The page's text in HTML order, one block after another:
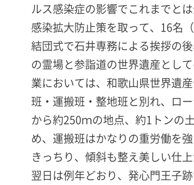
ルス感染症の影響でこれまでと
感染拡大防止策を取って、16名
結団式で石井専務による挨拶の
の霊場と参詣道の世界遺産とし
業においては、和歌山県世界遺
班・運搬班・整地班と別れ、ロ
から約250ｍの地点、約1トンの
め、運搬班はかなりの重労働を
きっちり、傾斜も整え美しい仕
翌日は例年どおり、発心門王子